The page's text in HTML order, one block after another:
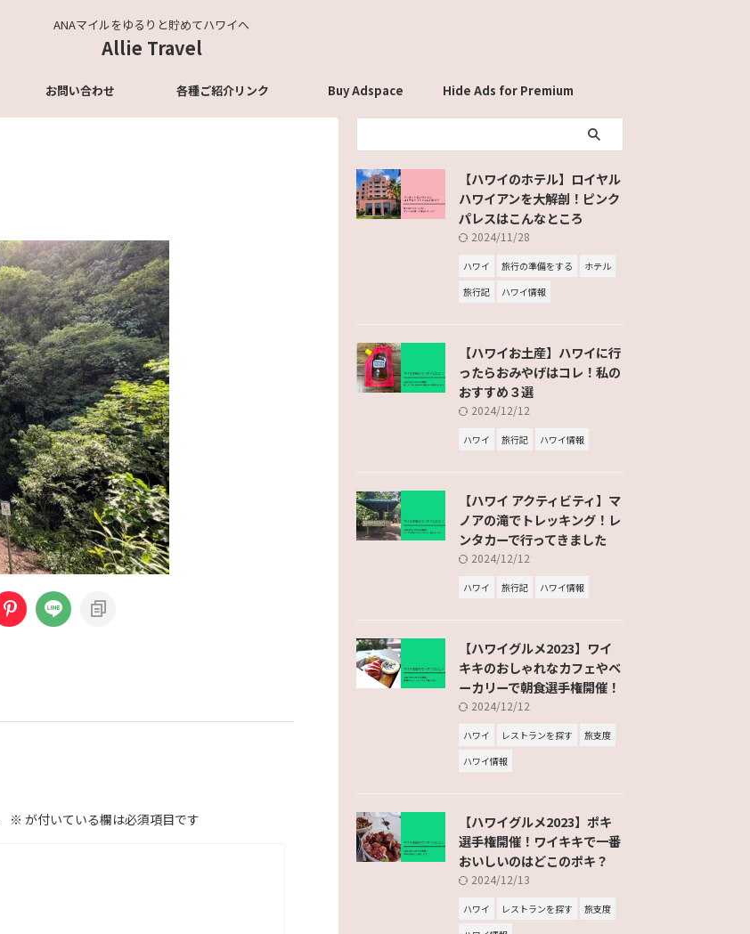
ANAマイルをゆるりと貯めてハワイへ
Allie Travel
お問い合わせ 各種ご紹介リンク Buy Adspace Hide Ads for Premium
※ が付いている欄は必須項目です
【ハワイのホテル】ロイヤル
ハワイアンを大解剖！ピンク
パレスはこんなところ
2024/11/28
ハワイ 旅行の準備をする
ホテル
旅行記
ハワイ情報
【ハワイお土産】ハワイに行
ったらおみやげはコレ！私の
おすすめ３選
2024/12/12
ハワイ 旅行記 ハワイ情報
【ハワイ アクティビティ】マ
ノアの滝でトレッキング！レ
ンタカーで行ってきました
2024/12/12
ハワイ 旅行記 ハワイ情報
【ハワイグルメ2023】ワイ
キキのおしゃれなカフェやベ
ーカリーで朝食選手権開催！
2024/12/12
ハワイ レストランを探す
旅支度
ハワイ情報
【ハワイグルメ2023】ポキ
選手権開催！ワイキキで一番
おいしいのはどこのポキ？
2024/12/13
ハワイ レストランを探す
旅支度